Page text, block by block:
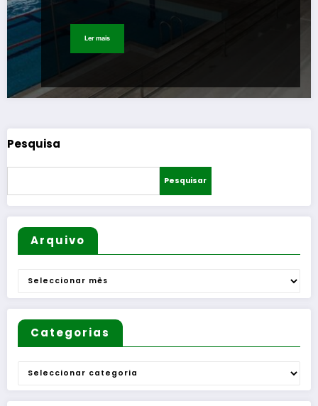
Ler mais
Pesquisa
Pesquisar
Arquivo
Arquivo
Categorias
Categorias